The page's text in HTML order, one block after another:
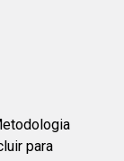
para